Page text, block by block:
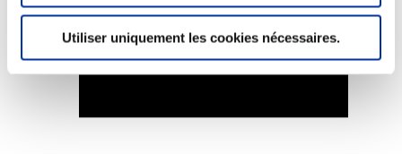
Utiliser uniquement les cookies nécessaires.